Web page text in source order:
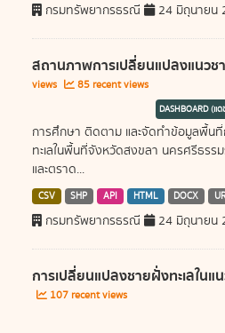
กรมทรัพยากรธรณี 24 มิถุนายน
สถานภาพการเปลี่ยนแปลงแนวช
views
85 recent views
DASHBOARD (แ
การศึกษา ติดตาม และจัดทำข้อมูลพื้นที่
ทะเลในพื้นที่จังหวัดสงขลา นครศรีธรร
และตราด...
CSV SHP API HTML DOCX
กรมทรัพยากรธรณี 24 มิถุนายน
การเปลี่ยนแปลงชายฝั่งทะเลในแ
107 recent views